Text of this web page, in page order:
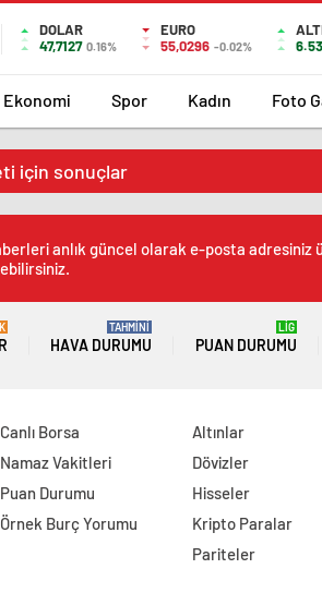
DOLAR
47,7127 0.16%
EURO
55,0296 -0.02%
Ekonomi Spor Kadın Foto
için sonuçlar
anlık güncel olarak e-posta adresiniz
HAVA DURUMU
TAHMİNİ
PUAN DURUMU
LİG
Canlı Borsa
Namaz Vakitleri
Puan Durumu
Örnek Burç Yorumu
Altınlar
Dövizler
Hisseler
Kripto Paralar
Pariteler